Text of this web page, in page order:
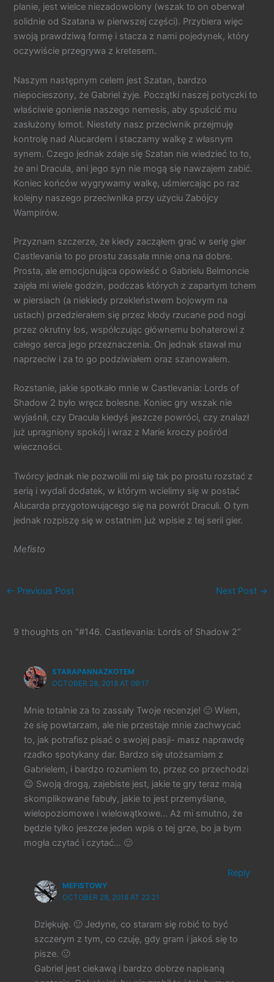
planie, jest wielce niezadowolony (wszak to on oberwał
solidnie od Szatana w pierwszej części). Przybiera więc
swoją prawdziwą formę i stacza z nami pojedynek, który
oczywiście przegrywa z kretesem.
Naszym następnym celem jest Szatan, bardzo
niepocieszony, że Gabriel żyje. Początki naszej potyczki to
właściwie gonienie naszego nemesis, aby spuścić mu
zasłużony łomot. Niestety nasz przeciwnik przejmuję
kontrolę nad Alucardem i staczamy walkę z własnym
synem. Czego jednak zdaje się Szatan nie wiedzieć to to,
że ani Dracula, ani jego syn nie mogą się nawzajem zabić.
Koniec końców wygrywamy walkę, uśmiercając po raz
kolejny naszego przeciwnika przy użyciu Zabójcy
Wampirów.
Przyznam szczerze, że kiedy zacząłem grać w serię gier
Castlevania to po prostu zassała mnie ona na dobre.
Prosta, ale emocjonująca opowieść o Gabrielu Belmoncie
zajęła mi wiele godzin, podczas których z zapartym tchem
w piersiach (a niekiedy przekleństwem bojowym na
ustach) przedzierałem się przez kłody rzucane pod nogi
przez okrutny los, współczując głównemu bohaterowi z
całego serca jego przeznaczenia. On jednak stawał mu
naprzeciw i za to go podziwiałem oraz szanowałem.
Rozstanie, jakie spotkało mnie w Castlevania: Lords of
Shadow 2 było wręcz bolesne. Koniec gry wszak nie
wyjaśnił, czy Dracula kiedyś jeszcze powróci, czy znalazł
już upragniony spokój i wraz z Marie kroczy pośród
wieczności.
Twórcy jednak nie pozwolili mi się tak po prostu rozstać z
serią i wydali dodatek, w którym wcielimy się w postać
Alucarda przygotowującego się na powrót Draculi. O tym
jednak rozpiszę się w ostatnim już wpisie z tej serii gier.
Mefisto
← Previous Post Next Post →
9 thoughts on “#146. Castlevania: Lords of Shadow 2”
STARAPANNAZKOTEM
OCTOBER 28, 2018 AT 09:17
Mnie totalnie za to zassały Twoje recenzje! 🙂 Wiem,
że się powtarzam, ale nie przestaje mnie zachwycać
to, jak potrafisz pisać o swojej pasji- masz naprawdę
rzadko spotykany dar. Bardzo się utożsamiam z
Gabrielem, i bardzo rozumiem to, przez co przechodzi
😉 Swoją drogą, zajebiste jest, jakie te gry teraz mają
skomplikowane fabuły, jakie to jest przemyślane,
wielopoziomowe i wielowątkowe… Aż mi smutno, że
będzie tylko jeszcze jeden wpis o tej grze, bo ja bym
mogła czytać i czytać… 🙂
Reply
MEFISTOWY
OCTOBER 28, 2018 AT 22:21
Dziękuję. 🙂 Jedyne, co staram się robić to być
szczerym z tym, co czuję, gdy gram i jakoś się to
pisze. 🙂
Gabriel jest ciekawą i bardzo dobrze napisaną